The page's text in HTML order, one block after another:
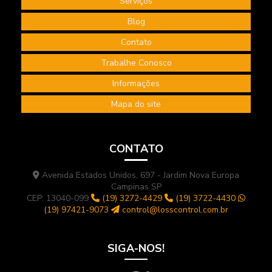
Terceirização de serviços bombeiro civil
Terceirização de serviços de segurança do trabalho
Treinamento de higiene ocupacional
Treinamento internacional NEBOSH
Treinamento NEBOSH IGC
Blog
Contato
Trabalhe Conosco
Informações
Mapa do site
CONTATO
Avenida Estados Unidos, 697 - Jardim Nova Europa
Campinas SP
CEP: 13040-099
(19) 3272-4429
(19) 3722-4430
(19) 97421-9073
control@losscontrol.com.br
SIGA-NOS!